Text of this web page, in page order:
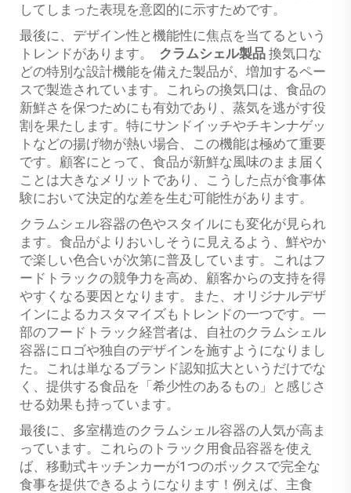
してしまった表現を意図的に示すためです。
最後に、デザイン性と機能性に焦点を当てるという
トレンドがあります。
クラムシェル製品 換気口な
どの特別な設計機能を備えた製品が、増加するペー
スで製造されています。これらの換気口は、食品の
新鮮さを保つためにも有効であり、蒸気を逃がす役
割を果たします。特にサンドイッチやチキンナゲッ
トなどの揚げ物が熱い場合、この機能は極めて重要
です。顧客にとって、食品が新鮮な風味のまま届く
ことは大きなメリットであり、こうした点が食事体
験において決定的な差を生む可能性があります。
クラムシェル容器の色やスタイルにも変化が見られ
ます。食品がよりおいしそうに見えるよう、鮮やか
で楽しい色合いが次第に普及しています。これはフ
ードトラックの競争力を高め、顧客からの支持を得
やすくなる要因となります。また、オリジナルデザ
インによるカスタマイズもトレンドの一つです。一
部のフードトラック経営者は、自社のクラムシェル
容器にロゴや独自のデザインを施すようになりまし
た。これは単なるブランド認知拡大というだけでな
く、提供する食品を「希少性のあるもの」と感じさ
せる効果も持っています。
最後に、多室構造のクラムシェル容器の人気が高ま
っています。これらのトラック用食品容器を使え
ば、移動式キッチンカーが1つのボックスで完全な
食事を提供できるようになります！例えば、主食